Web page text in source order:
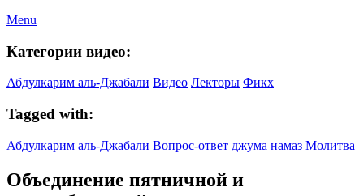
Menu
Категории видео:
Абдулкарим аль-Джабали Видео Лекторы Фикх
Tagged with:
Абдулкарим аль-Джабали Вопрос-ответ джума намаз Молитва
Объединение пятничной и